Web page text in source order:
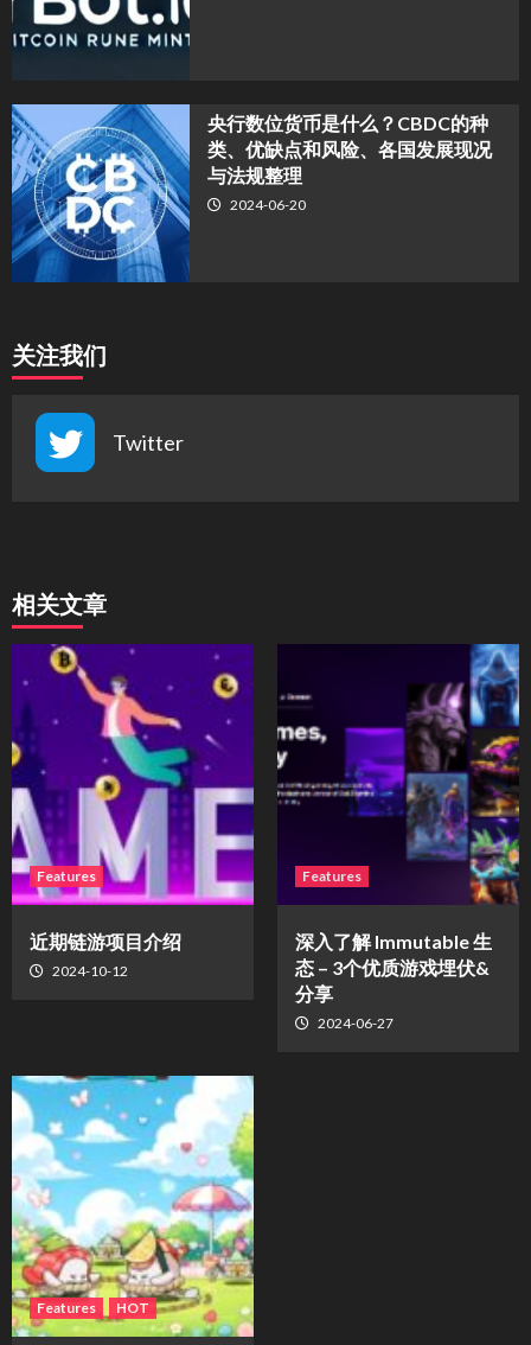
央行数位货币是什么？CBDC的种
类、优缺点和风险、各国发展现况
与法规整理
2024-06-20
关注我们
Twitter
相关文章
Features
近期链游项目介绍
2024-10-12
Features
深入了解 Immutable 生
态 – 3个优质游戏埋伏&
分享
2024-06-27
Features HOT